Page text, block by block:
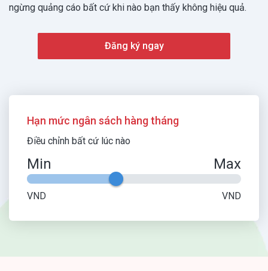
ngừng quảng cáo bất cứ khi nào bạn thấy không hiệu quả.
Đăng ký ngay
Hạn mức ngân sách hàng tháng
Điều chỉnh bất cứ lúc nào
Min Max
VND VND